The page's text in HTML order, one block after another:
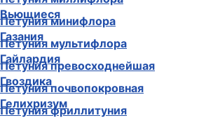
Петуния минифлора
Петуния мультифлора
Петуния превосходнейшая
Петуния почвопокровная
Петуния фриллитуния
Вьющиеся
Газания
Гайлардия
Гвоздика
Гелихризум